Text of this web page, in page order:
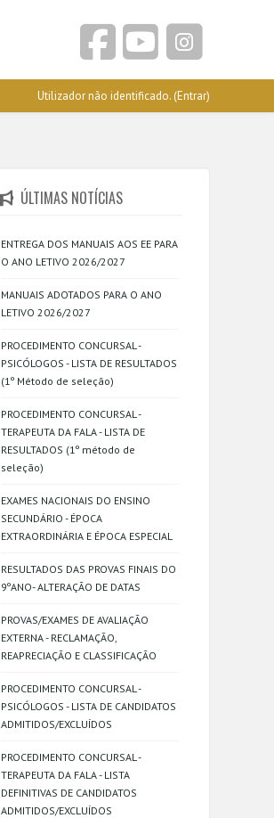
Utilizador não identificado. (Entrar)
ÚLTIMAS NOTÍCIAS
ENTREGA DOS MANUAIS AOS EE PARA
O ANO LETIVO 2026/2027
MANUAIS ADOTADOS PARA O ANO
LETIVO 2026/2027
PROCEDIMENTO CONCURSAL -
PSICÓLOGOS - LISTA DE RESULTADOS
(1º Método de seleção)
PROCEDIMENTO CONCURSAL -
TERAPEUTA DA FALA - LISTA DE
RESULTADOS (1º método de
seleção)
EXAMES NACIONAIS DO ENSINO
SECUNDÁRIO - ÉPOCA
EXTRAORDINÁRIA E ÉPOCA ESPECIAL
RESULTADOS DAS PROVAS FINAIS DO
9ºANO- ALTERAÇÃO DE DATAS
PROVAS/EXAMES DE AVALIAÇÃO
EXTERNA - RECLAMAÇÃO,
REAPRECIAÇÃO E CLASSIFICAÇÃO
PROCEDIMENTO CONCURSAL -
PSICÓLOGOS - LISTA DE CANDIDATOS
ADMITIDOS/EXCLUÍDOS
PROCEDIMENTO CONCURSAL -
TERAPEUTA DA FALA - LISTA
DEFINITIVAS DE CANDIDATOS
ADMITIDOS/EXCLUÍDOS